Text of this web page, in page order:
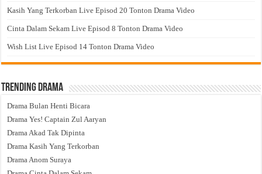
Kasih Yang Terkorban Live Episod 20 Tonton Drama Video
Cinta Dalam Sekam Live Episod 8 Tonton Drama Video
Wish List Live Episod 14 Tonton Drama Video
Trending Drama
Drama Bulan Henti Bicara
Drama Yes! Captain Zul Aaryan
Drama Akad Tak Dipinta
Drama Kasih Yang Terkorban
Drama Anom Suraya